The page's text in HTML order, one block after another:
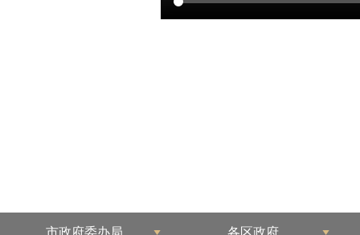
市政府委办局 各区政府